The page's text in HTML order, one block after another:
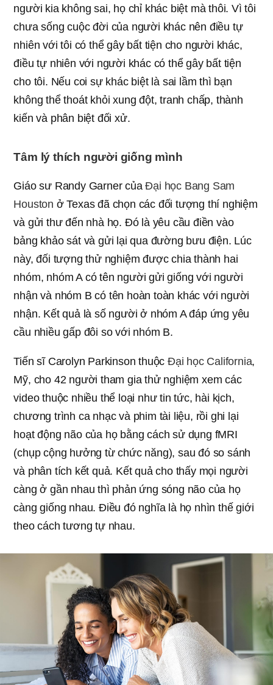
người kia không sai, họ chỉ khác biệt mà thôi. Vì tôi
chưa sống cuộc đời của người khác nên điều tự
nhiên với tôi có thể gây bất tiện cho người khác,
điều tự nhiên với người khác có thể gây bất tiện
cho tôi. Nếu coi sự khác biệt là sai lầm thì bạn
không thể thoát khỏi xung đột, tranh chấp, thành
kiến và phân biệt đối xử.
Tâm lý thích người giống mình
Giáo sư Randy Garner củaĐại học Bang Sam
Houston ở Texas đã chọn các đối tượng thí nghiệm
và gửi thư đến nhà họ. Đó là yêu cầu điền vào
bảng khảo sát và gửi lại qua đường bưu điện. Lúc
này, đối tượng thử nghiệm được chia thành hai
nhóm, nhóm A có tên người gửi giống với người
nhận và nhóm B có tên hoàn toàn khác với người
nhận. Kết quả là số người ở nhóm A đáp ứng yêu
cầu nhiều gấp đôi so với nhóm B.
Tiến sĩ Carolyn Parkinson thuộc Đại học California,
Mỹ, cho 42 người tham gia thử nghiệm xem các
video thuộc nhiều thể loại như tin tức, hài kịch,
chương trình ca nhạc và phim tài liệu, rồi ghi lại
hoạt động não của họ bằng cách sử dụng fMRI
(chụp cộng hưởng từ chức năng), sau đó so sánh
và phân tích kết quả. Kết quả cho thấy mọi người
càng ở gần nhau thì phản ứng sóng não của họ
càng giống nhau. Điều đó nghĩa là họ nhìn thế giới
theo cách tương tự nhau.